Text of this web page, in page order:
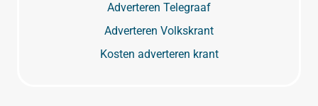
Adverteren Telegraaf
Adverteren Volkskrant
Kosten adverteren krant